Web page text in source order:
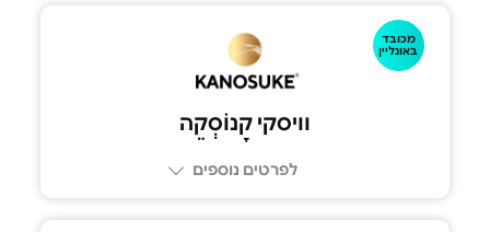
מכובד
באונליין
וויסקי קָנוֹסְקֵה
לפרטים נוספים